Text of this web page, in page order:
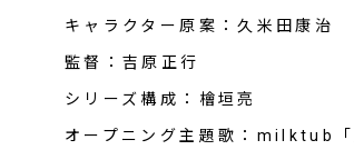
キャラクター原案：久米田康治
監督：吉原正行
シリーズ構成：檜垣亮
オープニング主題歌：milktub「